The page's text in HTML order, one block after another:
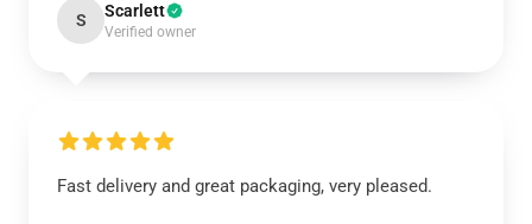
S Scarlett
Verified owner
Fast delivery and great packaging, very pleased.